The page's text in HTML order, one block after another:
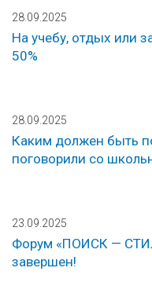
28.09.2025
На учебу, отдых или
50%
28.09.2025
Каким должен быть
поговорили со
23.09.2025
Форум «ПОИСК —
завершен!